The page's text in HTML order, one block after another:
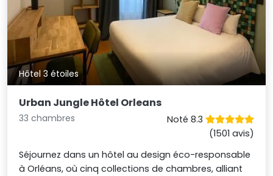
Hôtel 3 étoiles
Urban Jungle Hôtel Orleans
33 chambres
Noté 8.3
(1501 avis)
Séjournez dans un hôtel au design éco-responsable
à Orléans, où cinq collections de chambres, alliant